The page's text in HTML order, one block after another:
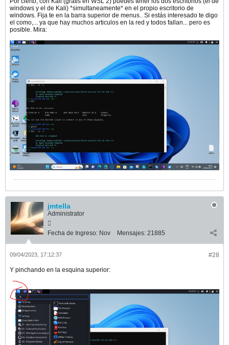
windows y el de Kali) *simultaneamente* en el propio escritorio de
windows. Fija te en la barra superior de menus.. Si estás interesado te digo
el como,... ya que hay muchos articulos en la red y todos fallan... pero es
posible. Mira:
jmtella
Administrator
Fecha de Ingreso: Nov Mensajes: 21885
#28
09/04/2023, 17:12:37
Y pinchando en la esquina superior: